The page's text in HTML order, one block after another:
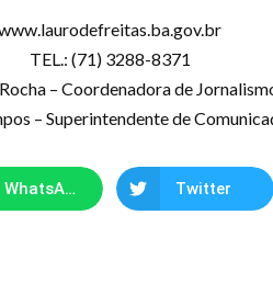
TEL.: (71) 3288-8371
– Coordenadora de
– Superintendente de
WhatsApp Twitter